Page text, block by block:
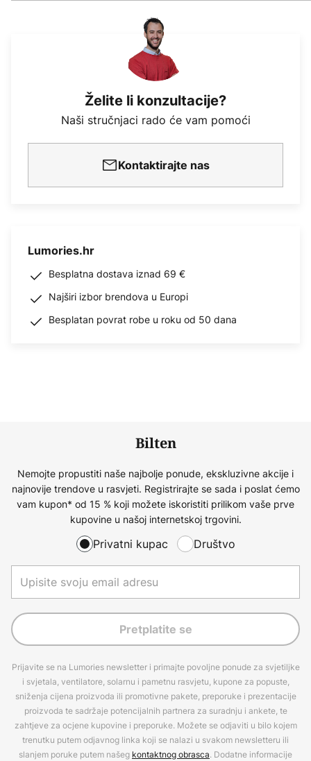
Želite li konzultacije?
Naši stručnjaci rado će vam pomoći
Kontaktirajte nas
Lumories.hr
Besplatna dostava iznad 69 €
Najširi izbor brendova u Europi
Besplatan povrat robe u roku od 50 dana
Bilten
Nemojte propustiti naše najbolje ponude, ekskluzivne akcije i
najnovije trendove u rasvjeti. Registrirajte se sada i poslat ćemo
vam kupon* od 15 % koji možete iskoristiti prilikom vaše prve
kupovine u našoj internetskoj trgovini.
Privatni kupac Društvo
Pretplatite se
Prijavite se na Lumories newsletter i primajte povoljne ponude za svjetiljke
i svjetala, ventilatore, solarnu i pametnu rasvjetu, kupone za popuste,
sniženja cijena proizvoda ili promotivne pakete, preporuke i prezentacije
proizvoda te sadržaje potencijalnih partnera za suradnju i ankete, te
zahtjeve za ocjene kupovine i preporuke. Možete se odjaviti u bilo kojem
trenutku putem odjavnog linka koji se nalazi u svakom newsletteru ili
slanjem poruke putem našeg kontaktnog obrasca. Dodatne informacije